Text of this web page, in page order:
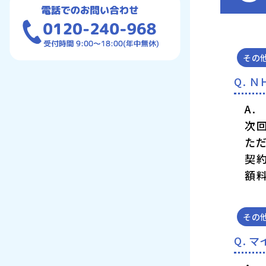
その
Ｎ
次
た
契
額
その
マ